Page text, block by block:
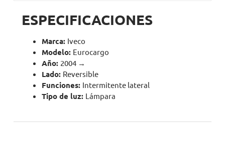
ESPECIFICACIONES
Marca: Iveco
Modelo: Eurocargo
Año: 2004 →
Lado: Reversible
Funciones: Intermitente lateral
Tipo de luz: Lámpara